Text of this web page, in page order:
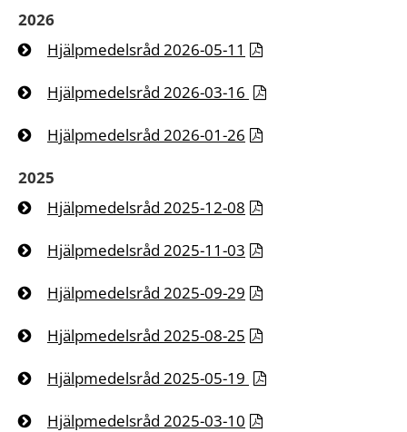
2026
Hjälpmedelsråd 2026-05-11
Hjälpmedelsråd 2026-03-16
Hjälpmedelsråd 2026-01-26
2025
Hjälpmedelsråd 2025-12-08
Hjälpmedelsråd 2025-11-03
Hjälpmedelsråd 2025-09-29
Hjälpmedelsråd 2025-08-25
Hjälpmedelsråd 2025-05-19
Hjälpmedelsråd 2025-03-10